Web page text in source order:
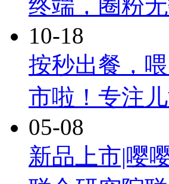
终端，圈粉
10-18
按秒出餐，
市啦！专注
05-08
新品上市|嘤